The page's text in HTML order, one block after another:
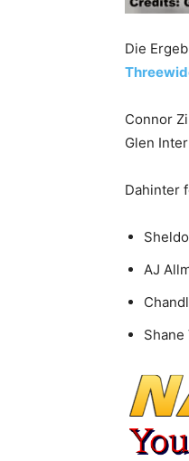
Die
Connor
Glen
Dahinter
AJ
Shane